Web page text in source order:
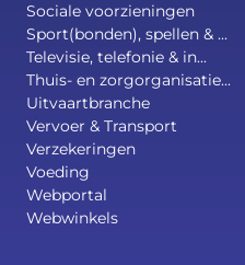
Sociale voorzieningen
Sport(bonden), spellen & ...
Televisie, telefonie & in...
Thuis- en zorgorganisatie...
Uitvaartbranche
Vervoer & Transport
Verzekeringen
Voeding
Webportal
Webwinkels